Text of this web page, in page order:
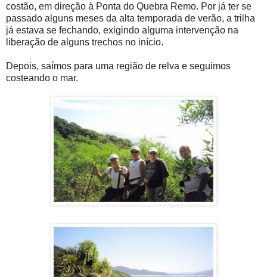
costão, em direção à Ponta do Quebra Remo. Por já ter se
passado alguns meses da alta temporada de verão, a trilha
já estava se fechando, exigindo alguma intervenção na
liberação de alguns trechos no início.
Depois, saímos para uma região de relva e seguimos
costeando o mar.